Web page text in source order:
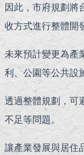
因此，市府規劃將
收方式進行整體開
未來預計變更為產
利、公園等公共設
透過整體規劃，可
不足等問題。
讓產業發展與居住